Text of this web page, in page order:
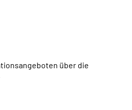
über die